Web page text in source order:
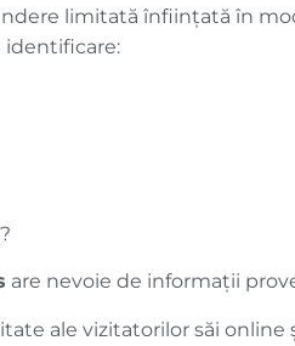
limitată înființată în
identificare:
are nevoie de informații
ale vizitatorilor săi